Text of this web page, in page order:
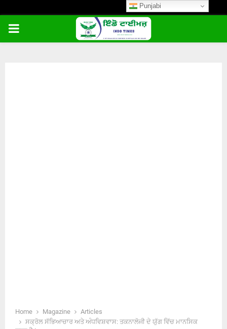
PRIMARY
Home Magazine
Articles
ਸਕ੍ਰੋਲ ਸੱਭਿਆਚਾਰ ਅਤੇ ਅੰਧਵਿਸ਼ਵਾਸ: ਤਕਨਾਲੋਜੀ ਦੇ ਯੁੱਗ ਵਿੱਚ ਮਾਨਸਿਕ
Punjabi